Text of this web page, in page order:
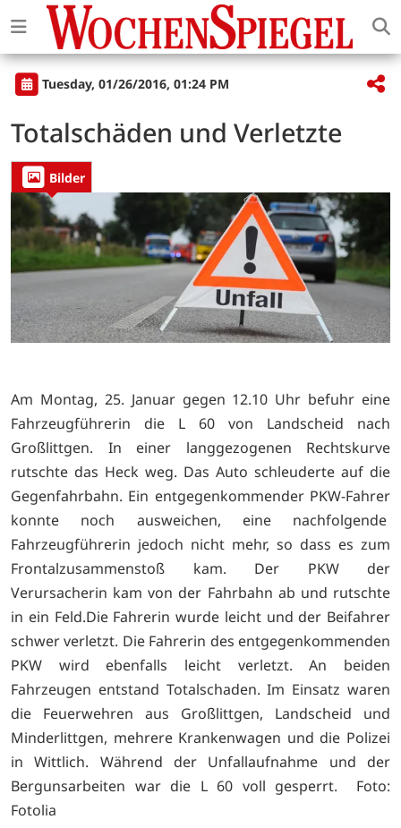
Tuesday, 01/26/2016, 01:24 PM
Totalschäden und Verletzte
Bilder
Am Montag, 25. Januar gegen 12.10 Uhr befuhr eine
Fahrzeugführerin die L 60 von Landscheid nach
Großlittgen. In einer langgezogenen Rechtskurve
rutschte das Heck weg. Das Auto schleuderte auf die
Gegenfahrbahn. Ein entgegenkommender PKW-Fahrer
konnte noch ausweichen, eine nachfolgende
Fahrzeugführerin jedoch nicht mehr, so dass es zum
Frontalzusammenstoß kam. Der PKW der
Verursacherin kam von der Fahrbahn ab und rutschte
in ein Feld.Die Fahrerin wurde leicht und der Beifahrer
schwer verletzt. Die Fahrerin des entgegenkommenden
PKW wird ebenfalls leicht verletzt. An beiden
Fahrzeugen entstand Totalschaden. Im Einsatz waren
die Feuerwehren aus Großlittgen, Landscheid und
Minderlittgen, mehrere Krankenwagen und die Polizei
in Wittlich. Während der Unfallaufnahme und der
Bergunsarbeiten war die L 60 voll gesperrt. Foto:
Fotolia